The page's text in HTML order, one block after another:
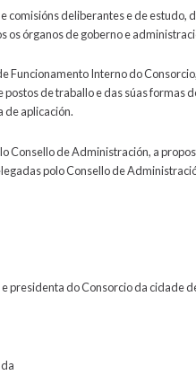
comisións deliberantes e de
os órganos de goberno e
Funcionamento Interno do
de traballo e das súas formas
de aplicación.
Consello de Administración, a
polo Consello de
presidenta do Consorcio da cidade